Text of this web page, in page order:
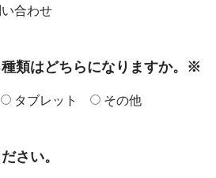
合わせ
類はどちらになりますか。※
タブレット その他
さい。